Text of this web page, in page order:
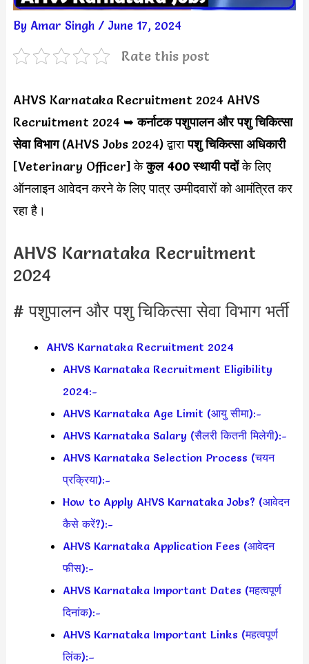
By Amar Singh / June 17, 2024
Rate this post
AHVS Karnataka Recruitment 2024 AHVS
Recruitment 2024 ➥कर्नाटक पशुपालन और पशु चिकित्सा
सेवा विभाग(AHVS Jobs 2024) द्वारापशु चिकित्सा अधिकारी
[Veterinary Officer] केकुल 400 स्थायी पदोंके लिए
ऑनलाइन आवेदन करने के लिए पात्र उम्मीदवारों को आमंत्रित कर
रहा है।
AHVS Karnataka Recruitment
2024
# पशुपालन और पशु चिकित्सा सेवा विभाग भर्ती
AHVS Karnataka Recruitment 2024
AHVS Karnataka Recruitment Eligibility
2024:-
AHVS Karnataka Age Limit (आयु सीमा):-
AHVS Karnataka Salary (सैलरी कितनी मिलेगी):-
AHVS Karnataka Selection Process (चयन
प्रक्रिया):-
How to Apply AHVS Karnataka Jobs? (आवेदन
कैसे करें?):-
AHVS Karnataka Application Fees (आवेदन
फीस):-
AHVS Karnataka Important Dates (महत्वपूर्ण
दिनांक):-
AHVS Karnataka Important Links (महत्वपूर्ण
लिंक):–